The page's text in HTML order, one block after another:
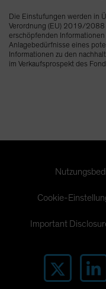
Die Einstufungen werden in
Verordnung (EU) 2019/2088
erschöpfenden
Anlagebedürfnisse eines
Informationen zu den
im Verkaufsprospekt des
Cookie-
Important